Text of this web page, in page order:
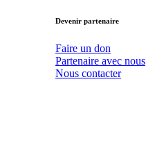
Devenir partenaire
Faire un don
Partenaire avec nous
Nous contacter